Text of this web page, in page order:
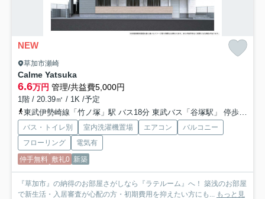
NEW
草加市瀬崎
Calme Yatsuka
6.6万円 管理/共益費5,000円
1階 / 20.39㎡ / 1K /予定
東武伊勢崎線「竹ノ塚」駅 バス18分 東武バス「谷塚駅」 停歩8分
バス・トイレ別 室内洗濯機置場 エアコン
バルコニー
フローリング
電気有
仲手無料 敷礼0 新築
『草加市』の納得のお部屋さがしなら『ラテルーム』へ！ 築浅のお部屋
で新生活・入居審査が心配の方・初期費用を抑えたい方にも... もっと見